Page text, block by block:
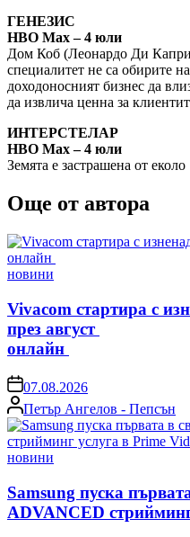
ГЕНЕЗИС
HBO Max – 4 юли
Дом Коб (Леонардо Ди
специалитет не са обирите
доходоносният бизнес да
да извлича ценна за
ИНТЕРСТЕЛАР
HBO Max – 4 юли
Земята е застрашена от еколо
Още от автора
Posted
новини
Vivacom стартира с
през август
онлайн
on07.08.2026
Posted
by
Петър Ангелов - Пепсън
Posted
новини
Samsung пуска
ADVANCED